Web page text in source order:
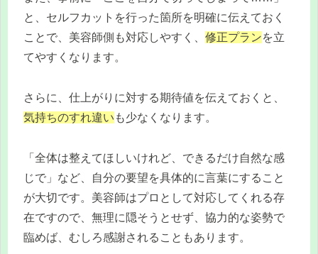
と、セルフカットを行った箇所を明確に伝えておく
ことで、美容師側も対応しやすく、 修正プランを立
てやすくなります。
さらに、仕上がりに対する期待値を伝えておくと、
気持ちのすれ違い も少なくなります。
「全体は整えてほしいけれど、できるだけ自然な感
じで」など、自分の要望を具体的に言葉にすること
が大切です。美容師はプロとして対応してくれる存
在ですので、無理に隠そうとせず、協力的な姿勢で
臨めば、むしろ感謝されることもあります。